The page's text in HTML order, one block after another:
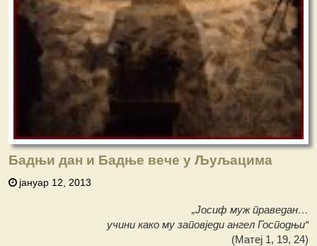
Бадњи дан и Бадње вече у Љуљацима
јануар 12, 2013
„Јосиф муж праведан…
учини како му заповједи ангел Господњи“
(Матеј 1, 19, 24)